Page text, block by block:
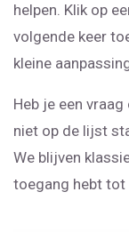
helpen. Klik op
volgende keer
kleine
Heb je een
niet op de lijst
We blijven
toegang hebt